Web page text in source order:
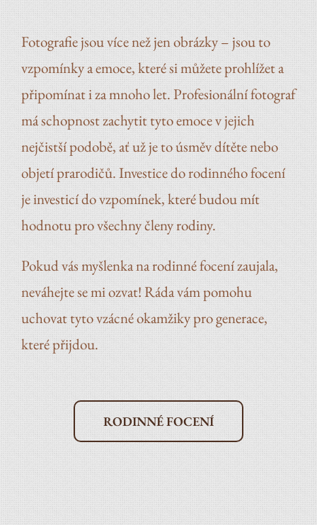
Fotografie jsou více než jen obrázky – jsou to
vzpomínky a emoce, které si můžete prohlížet a
připomínat i za mnoho let. Profesionální fotograf
má schopnost zachytit tyto emoce v jejich
nejčistší podobě, ať už je to úsměv dítěte nebo
objetí prarodičů. Investice do rodinného focení
je investicí do vzpomínek, které budou mít
hodnotu pro všechny členy rodiny.
Pokud vás myšlenka na rodinné focení zaujala,
neváhejte se mi ozvat! Ráda vám pomohu
uchovat tyto vzácné okamžiky pro generace,
které přijdou.
RODINNÉ FOCENÍ